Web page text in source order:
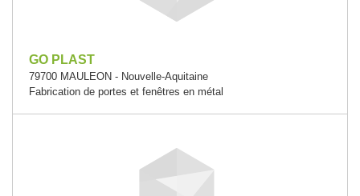
GO PLAST
79700 MAULEON - Nouvelle-Aquitaine
Fabrication de portes et fenêtres en métal